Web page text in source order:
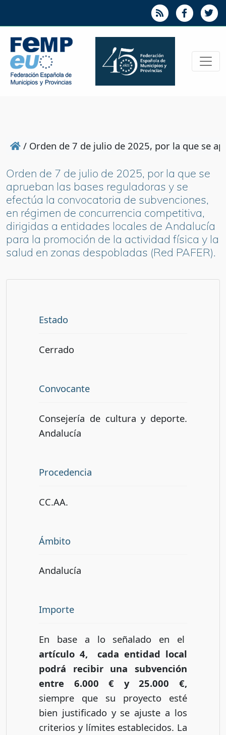
/ Orden de 7 de julio de 2025, por la que se
Orden de 7 de julio de 2025, por la que se
aprueban las bases reguladoras y se
efectúa la convocatoria de subvenciones,
en régimen de concurrencia competitiva,
dirigidas a entidades locales de Andalucía
para la promoción de la actividad física y la
salud en zonas despobladas (Red PAFER).
Estado
Cerrado
Convocante
Consejería de cultura y deporte.
Andalucía
Procedencia
CC.AA.
Ámbito
Andalucía
Importe
En base a lo señalado en el
artículo 4, cada entidad local
podrá recibir una subvención
entre 6.000 € y 25.000 €,
siempre que su proyecto esté
bien justificado y se ajuste a los
criterios y límites establecidos. La